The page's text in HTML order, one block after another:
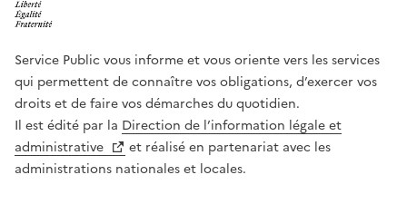
Service Public vous informe et vous oriente vers les services
qui permettent de connaître vos obligations, d’exercer vos
droits et de faire vos démarches du quotidien.
Il est édité par la Direction de l’information légale et
administrative
et réalisé en partenariat avec les
administrations nationales et locales.